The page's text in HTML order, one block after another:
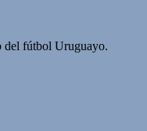
del fútbol Uruguayo.